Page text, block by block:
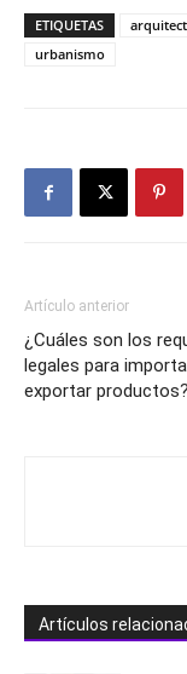
ETIQUETAS
urbanismo
Artículo anterior
¿Cuáles son los
legales para
exportar productos?
Artículos